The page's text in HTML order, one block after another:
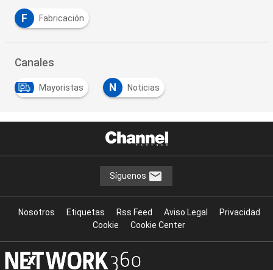
F Fabricación
Canales
Mayoristas N Noticias
Síguenos
Nosotros Etiquetas Rss Feed Aviso Legal
Privacidad
Cookie
Cookie Center